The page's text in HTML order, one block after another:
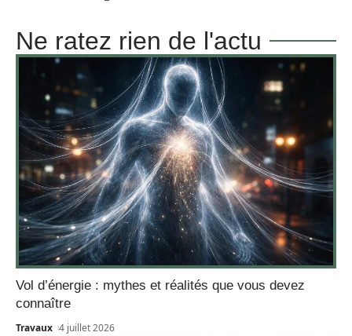
Ne ratez rien de l'actu
Vol d’énergie : mythes et réalités que vous devez
connaître
Travaux 4 juillet 2026